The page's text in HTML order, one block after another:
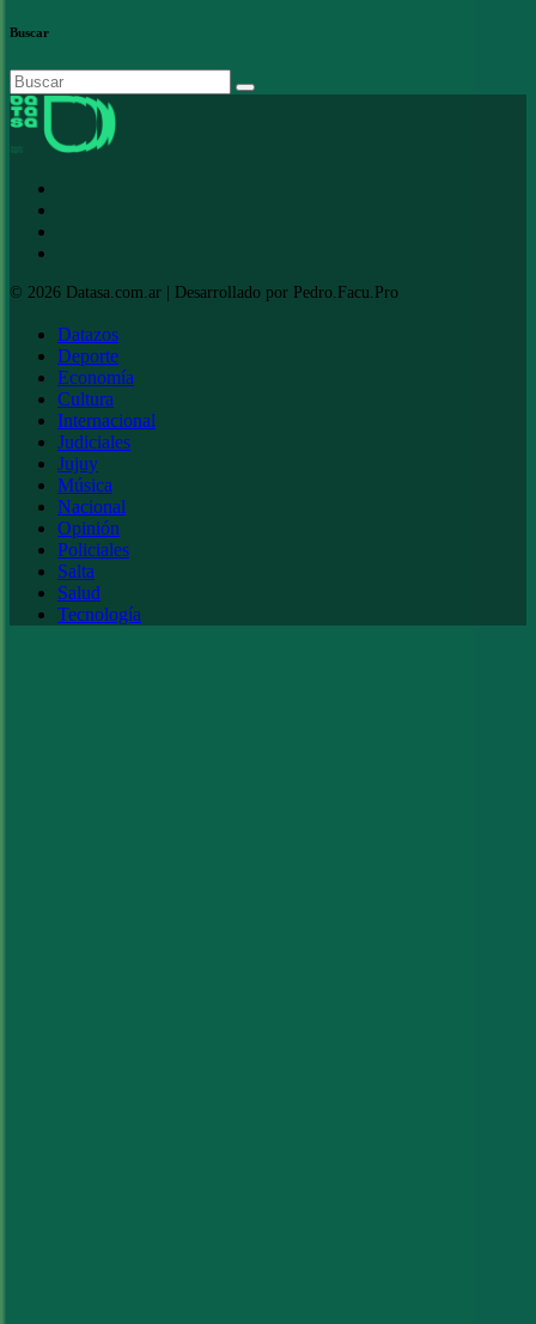
Buscar
Datazos
Deporte
Economía
Cultura
Internacional
Judiciales
Jujuy
Música
Nacional
Opinión
Policiales
Salta
Salud
Tecnología